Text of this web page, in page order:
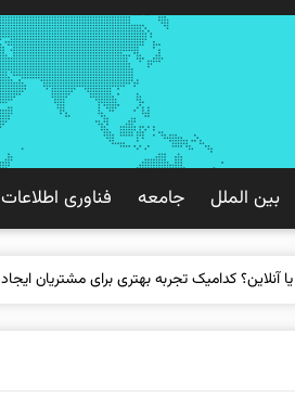
بین الملل جامعه فناوری اطلاعات